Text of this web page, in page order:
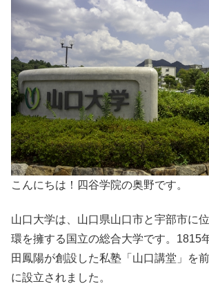
こんにちは！四谷学院の奥野です。
山口大学は、山口県山口市と宇部市に
環を擁する国立の総合大学です。1815
田鳳陽が創設した私塾「山口講堂」を
に設立されました。